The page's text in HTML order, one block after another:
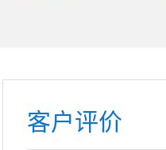
客户评价